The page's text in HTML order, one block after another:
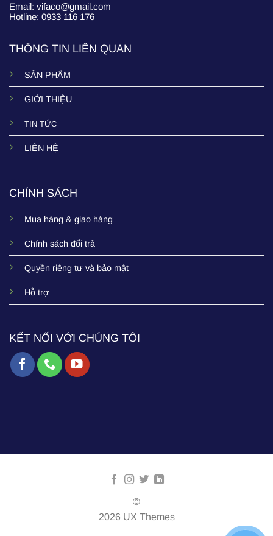
Email: vifaco@gmail.com
Hotline: 0933 116 176
THÔNG TIN LIÊN QUAN
SẢN PHẨM
GIỚI THIỆU
TIN TỨC
LIÊN HỆ
CHÍNH SÁCH
Mua hàng & giao hàng
Chính sách đổi trả
Quyền riêng tư và bảo mật
Hỗ trợ
KẾT NỐI VỚI CHÚNG TÔI
©
2026 UX Themes